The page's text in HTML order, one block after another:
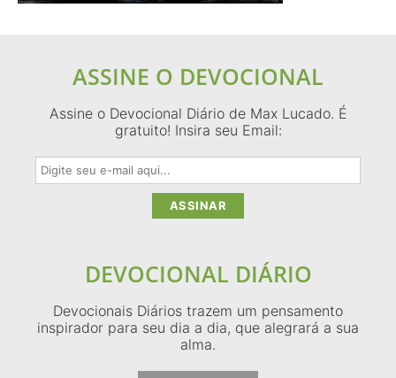
ASSINE O DEVOCIONAL
Assine o Devocional Diário de Max Lucado. É
gratuito! Insira seu Email:
DEVOCIONAL DIÁRIO
Devocionais Diários trazem um pensamento
inspirador para seu dia a dia, que alegrará a sua
alma.